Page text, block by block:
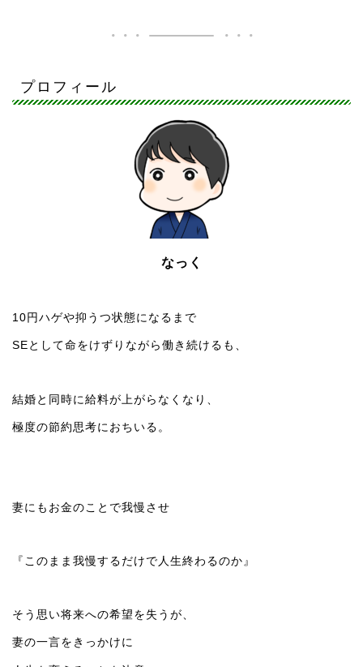
プロフィール
なっく
10円ハゲや抑うつ状態になるまで
SEとして命をけずりながら働き続けるも、
結婚と同時に給料が上がらなくなり、
極度の節約思考におちいる。
妻にもお金のことで我慢させ
『このまま我慢するだけで人生終わるのか』
そう思い将来への希望を失うが、
妻の一言をきっかけに